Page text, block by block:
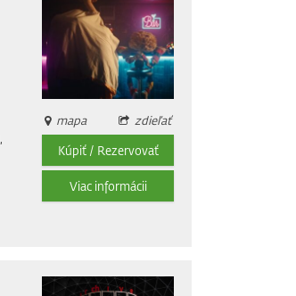
mapa
zdieľať
Kúpiť / Rezervovať
Viac informácii